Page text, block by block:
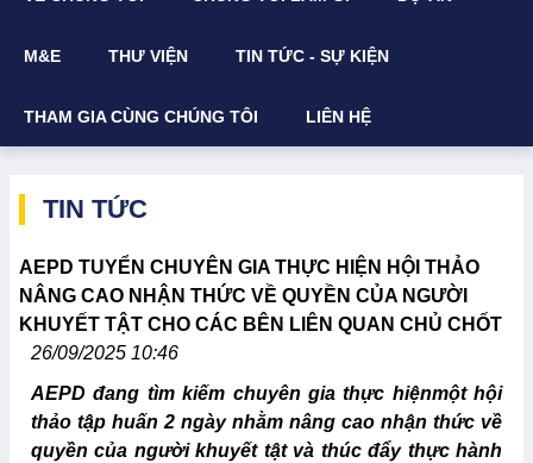
M&E THƯ VIỆN TIN TỨC - SỰ KIỆN
THAM GIA CÙNG CHÚNG TÔI LIÊN HỆ
TIN TỨC
AEPD TUYỂN CHUYÊN GIA THỰC HIỆN HỘI THẢO
NÂNG CAO NHẬN THỨC VỀ QUYỀN CỦA NGƯỜI
KHUYẾT TẬT CHO CÁC BÊN LIÊN QUAN CHỦ CHỐT
26/09/2025 10:46
AEPD đang tìm kiếm chuyên gia thực hiệnmột hội
thảo tập huấn 2 ngày nhằm nâng cao nhận thức về
quyền của người khuyết tật và thúc đẩy thực hành